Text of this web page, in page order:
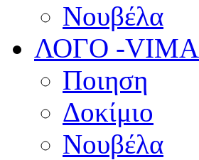
Νουβέλα
ΛΟΓΟ -VIMA
Ποιηση
Δοκίμιο
Νουβέλα